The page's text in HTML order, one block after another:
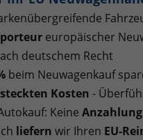
europäischer
deutschem Recht
beim Neuwagenkauf
Kosten -
Keine Anzahlung
liefern wir Ihren EU-